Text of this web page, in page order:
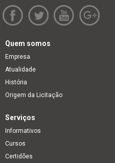
Quem somos
Empresa
Atualidade
História
Origem da Licitação
Serviços
Informativos
Cursos
Certidões